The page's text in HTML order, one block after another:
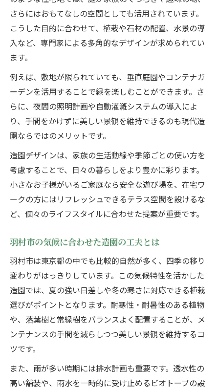
さらにはおもてなしの空間としても活用されています。
こうした目的に合わせて、植栽や石材の配置、水景の導
入など、専門家による多角的なデザインが求められてい
ます。
例えば、敷地が限られていても、垂直庭園やコンテナガ
ーデンを活用することで緑を楽しむことができます。さ
らに、夜間の照明計画や自動灌漑システムの導入によ
り、手間をかけずに美しい景観を維持できるのも現代造
園ならではのメリットです。
造園デザインは、家族の生活動線や季節ごとの使い方を
考慮することで、日々の暮らしをより豊かに彩ります。
小さなお子様がいるご家庭なら安全な遊び場を、在宅ワ
ークの方にはリフレッシュできるテラス空間を設けるな
ど、個々のライフスタイルに合わせた提案が重要です。
羽村市の気候に合わせた造園の工夫とは
羽村市は東京都の中でも比較的自然が多く、四季の移り
変わりがはっきりしています。この気候特性を活かした
造園では、夏の強い日差しや冬の寒さに対応できる植栽
選びがポイントとなります。耐寒性・耐暑性のある植物
や、落葉樹と常緑樹をバランスよく配置することが、メ
ンテナンスの手間を減らしつつ美しい景観を維持するコ
ツです。
また、雨が多い時期には排水計画も重要です。透水性の
高い舗装や、雨水を一時的に受け止めるビオトープの設